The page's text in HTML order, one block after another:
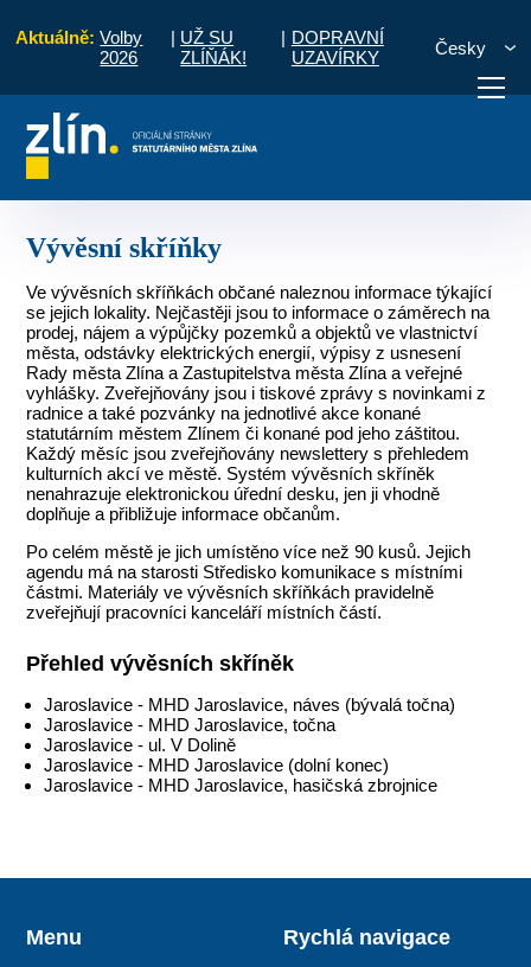
Aktuálně: Volby
2026
| UŽ SU
ZLÍŇÁK!
| DOPRAVNÍ
UZAVÍRKY
Česky
vyřídit Potřebuji zaplatit
Vývěsní skříňky
Ve vývěsních skříňkách občané naleznou informace týkající
se jejich lokality. Nejčastěji jsou to informace o záměrech na
prodej, nájem a výpůjčky pozemků a objektů ve vlastnictví
města, odstávky elektrických energií, výpisy z usnesení
Rady města Zlína a Zastupitelstva města Zlína a veřejné
vyhlášky. Zveřejňovány jsou i tiskové zprávy s novinkami z
radnice a také pozvánky na jednotlivé akce konané
statutárním městem Zlínem či konané pod jeho záštitou.
Každý měsíc jsou zveřejňovány newslettery s přehledem
kulturních akcí ve městě. Systém vývěsních skříněk
nenahrazuje elektronickou úřední desku, jen ji vhodně
doplňuje a přibližuje informace občanům.
Po celém městě je jich umístěno více než 90 kusů. Jejich
agendu má na starosti Středisko komunikace s místními
částmi. Materiály ve vývěsních skříňkách pravidelně
zveřejňují pracovníci kanceláří místních částí.
Přehled vývěsních skříněk
Jaroslavice - MHD Jaroslavice, náves (bývalá točna)
Jaroslavice - MHD Jaroslavice, točna
Jaroslavice - ul. V Dolině
Jaroslavice - MHD Jaroslavice (dolní konec)
Jaroslavice - MHD Jaroslavice, hasičská zbrojnice
Menu Rychlá navigace